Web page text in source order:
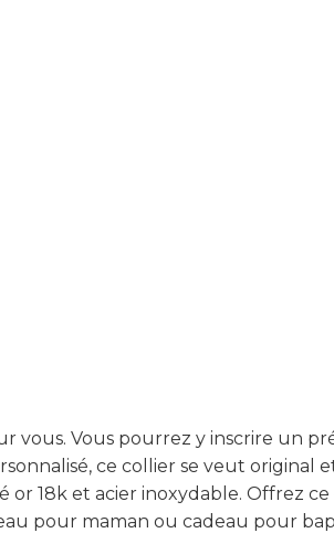
vous. Vous pourrez y inscrire un
ce collier se veut original
or 18k et acier inoxydable. Offrez
pour maman ou cadeau pour